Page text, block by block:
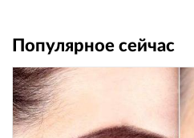
Популярное сейчас